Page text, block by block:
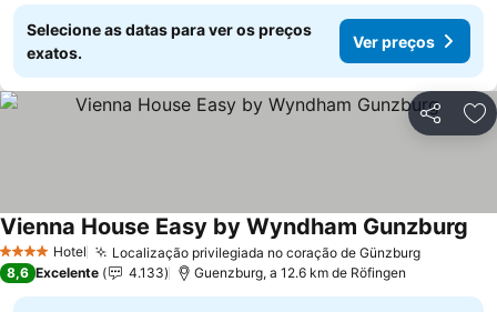
Selecione as datas para ver os preços
exatos.
Ver preços
Partilhar
4 EstrelasHotel Localização privilegiada no coração de Günzburg
Vienna House Easy by Wyndham Gunzburg
8,6 Excelente 4.133 Guenzburg, a 12.6 km de Röfingen